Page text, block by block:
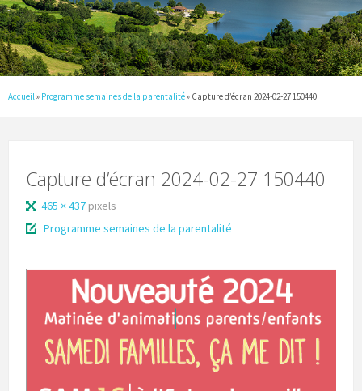
Accueil » Programme semaines de la parentalité» Capture d’écran 2024-02-27 150440
Capture d’écran 2024-02-27 150440
465 × 437 pixels
Programme semaines de la parentalité